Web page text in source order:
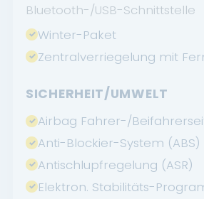
Bluetooth-/USB-Schnittstelle
Winter-Paket
Zentralverriegelung mit
SICHERHEIT/UMWELT
Airbag Fahrer-/
Anti-Blockier-System (ABS)
Antischlupfregelung (ASR)
Elektron. Stabilitäts-